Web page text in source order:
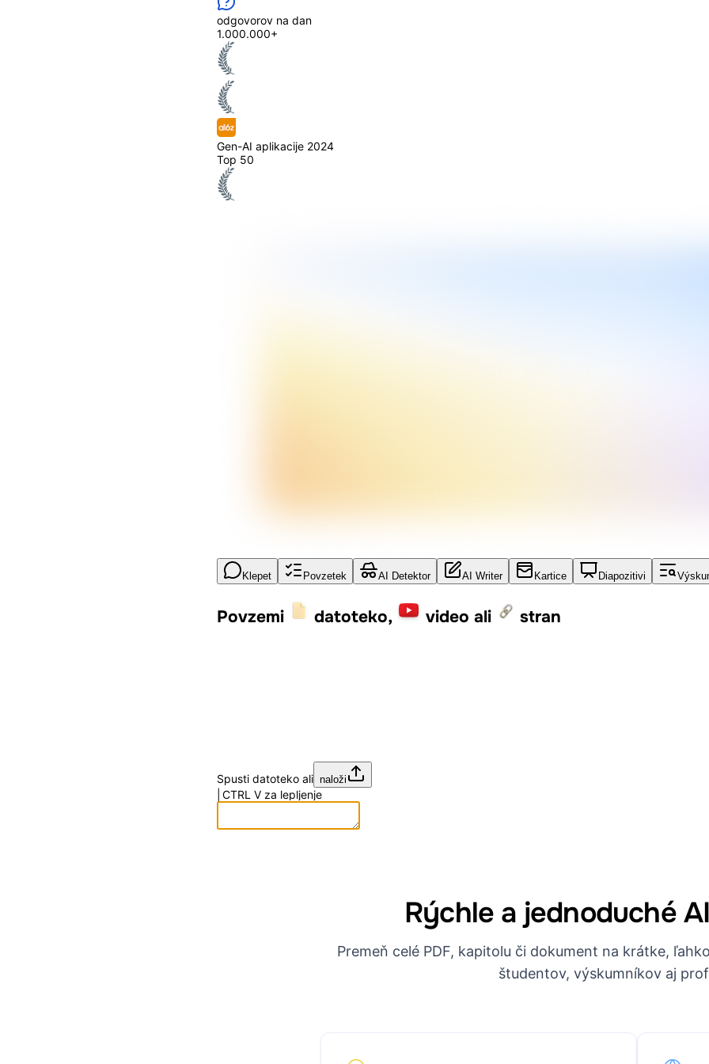
odgovorov na dan
1.000.000+
Gen-AI aplikacije 2024
Top 50
Klepet Povzetek AI Detektor AI Writer Kartice Diapozitivi
Povzemi datoteko, video ali stran
Spusti datoteko ali naloži
CTRL Vza lepljenje
Rýchle a jednoduché
Premeň celé PDF, kapitolu či dokument na krátke,
študentov, výskumníkov aj